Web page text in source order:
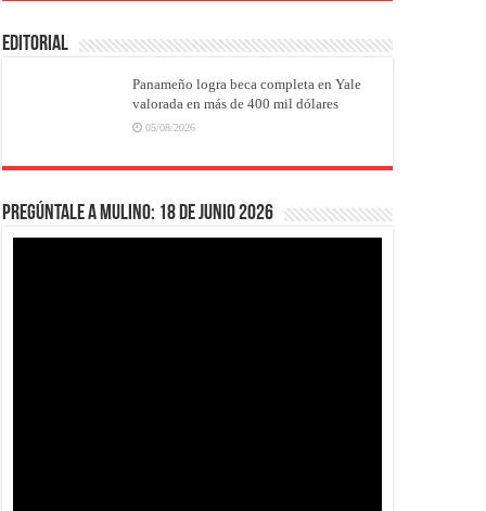
EDITORIAL
Panameño logra beca completa en Yale
valorada en más de 400 mil dólares
05/08/2026
Pregúntale a Mulino: 18 de junio 2026